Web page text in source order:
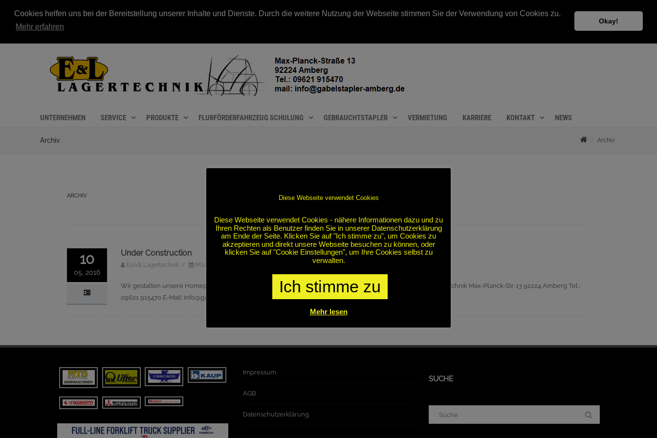
Cookies helfen uns bei der Bereitstellung unserer Inhalte und Dienste. Durch die weitere Nutzung der Webseite stimmen Sie der Verwendung von Cookies zu.
Mehr erfahren
Okay!
UNTERNEHMEN SERVICE PRODUKTE FLURFÖRDERFAHRZEUG SCHULUNG GEBRAUCHTSTAPLER VERMIETUNG KARRIERE KONTAKT NEWS
Archiv Archiv
ARCHIV
10
05, 2016
Under Construction
EundLLagertechnik / Mai 10, 2016 0Kommentare
Wir gestalten unsere Homepage derzeit neu! Natürlich sind wir wie gewohnt für Sie zu erreichen: E & L Lagertechnik Max-Planck-Str. 13 92224 Amberg Tel.:
09621 915470 E-Mail: info@gabelstapler-amberg.de
Impressum
AGB
Datenschutzerklärung
SUCHE
Diese Webseite verwendet Cookies
Diese Webseite verwendet Cookies - nähere Informationen dazu und zu
Ihren Rechten als Benutzer finden Sie in unserer Datenschutzerklärung
am Ende der Seite. Klicken Sie auf "Ich stimme zu", um Cookies zu
akzeptieren und direkt unsere Webseite besuchen zu können, oder
klicken Sie auf "Cookie Einstellungen", um Ihre Cookies selbst zu
verwalten.
Ich stimme zu
Mehr lesen